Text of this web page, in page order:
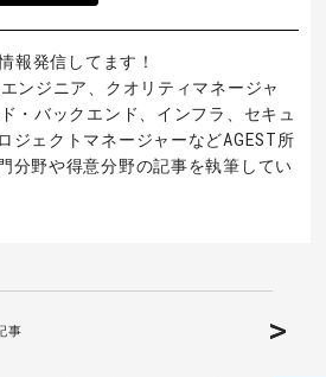
報発信してます！
ンジニア、クオリティマネージャ
・バックエンド、インフラ、セキュ
ジェクトマネージャーなどAGEST所
分野や得意分野の記事を執筆してい
事